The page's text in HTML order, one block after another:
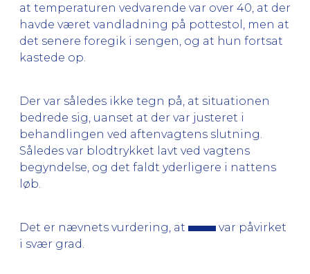
at temperaturen vedvarende var over 40, at der
havde været vandladning på pottestol, men at
det senere foregik i sengen, og at hun fortsat
kastede op.
Der var således ikke tegn på, at situationen
bedrede sig, uanset at der var justeret i
behandlingen ved aftenvagtens slutning.
Således var blodtrykket lavt ved vagtens
begyndelse, og det faldt yderligere i nattens
løb.
Det er nævnets vurdering, at
var påvirket
i svær grad.